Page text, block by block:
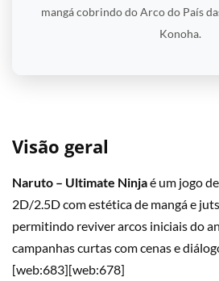
mangá cobrindo do Arco do País
Konoha.
Visão geral
Naruto – Ultimate Ninjaé um jogo
2D/2.5D com estética de mangá e
permitindo reviver arcos iniciais do
campanhas curtas com cenas e
[web:683][web:678]